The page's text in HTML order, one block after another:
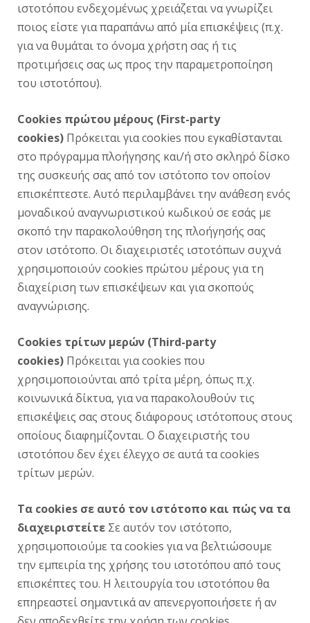
ιστοτόπου ενδεχομένως χρειάζεται να γνωρίζει
ποιος είστε για παραπάνω από μία επισκέψεις (π.χ.
για να θυμάται το όνομα χρήστη σας ή τις
προτιμήσεις σας ως προς την παραμετροποίηση
του ιστοτόπου).
Cookies πρώτου μέρους (First-party
cookies) Πρόκειται για cookies που εγκαθίστανται
στο πρόγραμμα πλοήγησης και/ή στο σκληρό δίσκο
της συσκευής σας από τον ιστότοπο τον οποίον
επισκέπτεστε. Αυτό περιλαμβάνει την ανάθεση ενός
μοναδικού αναγνωριστικού κωδικού σε εσάς με
σκοπό την παρακολούθηση της πλοήγησής σας
στον ιστότοπο. Οι διαχειριστές ιστοτόπων συχνά
χρησιμοποιούν cookies πρώτου μέρους για τη
διαχείριση των επισκέψεων και για σκοπούς
αναγνώρισης.
Cookies τρίτων μερών (Third-party
cookies) Πρόκειται για cookies που
χρησιμοποιούνται από τρίτα μέρη, όπως π.χ.
κοινωνικά δίκτυα, για να παρακολουθούν τις
επισκέψεις σας στους διάφορους ιστότοπους στους
οποίους διαφημίζονται. Ο διαχειριστής του
ιστοτόπου δεν έχει έλεγχο σε αυτά τα cookies
τρίτων μερών.
Τα cookies σε αυτό τον ιστότοπο και πώς να τα
διαχειριστείτε Σε αυτόν τον ιστότοπο,
χρησιμοποιούμε τα cookies για να βελτιώσουμε
την εμπειρία της χρήσης του ιστοτόπου από τους
επισκέπτες του. Η λειτουργία του ιστοτόπου θα
επηρεαστεί σημαντικά αν απενεργοποιήσετε ή αν